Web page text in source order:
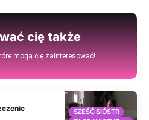
cię także
mogą cię zainteresować!
SZEŚĆ SIÓSTR